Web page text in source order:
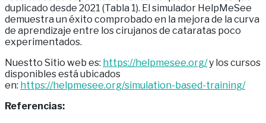
duplicado desde 2021 (Tabla 1). El simulador HelpMeSee
demuestra un éxito comprobado en la mejora de la curva
de aprendizaje entre los cirujanos de cataratas poco
experimentados.
Nuestto Sitio web es: https://helpmesee.org/y los cursos
disponibles está ubicados
en: https://helpmesee.org/simulation-based-training/
Referencias: